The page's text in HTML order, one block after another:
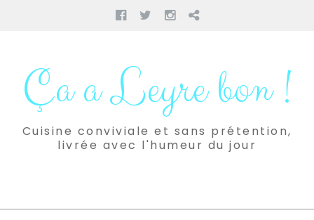
Facebook
TwitterInstagram
Pinterest
contenuÇa a Leyre bon !
Cuisine conviviale et sans prétention,
livrée avec l'humeur du jour